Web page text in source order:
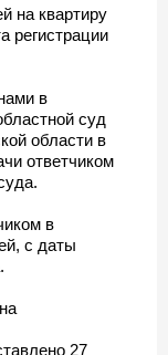
на квартиру
регистрации
в
суд
области в
ответчиком
в
с даты
27